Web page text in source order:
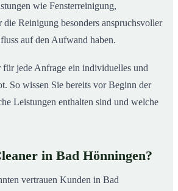
wie Fensterreinigung,
die Reinigung besonders anspruchsvoller
auf den Aufwand haben.
jede Anfrage ein individuelles und
So wissen Sie bereits vor Beginn der
Leistungen enthalten sind und welche
in Bad Hönningen?
vertrauen Kunden in Bad